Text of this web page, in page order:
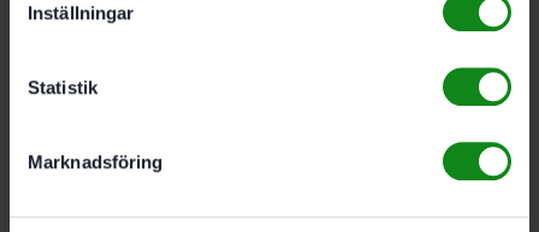
Inställningar
Statistik
Marknadsföring
Du måste vara
för att skriva en recension.